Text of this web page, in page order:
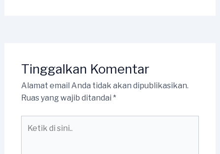
Tinggalkan Komentar
Alamat email Anda tidak akan dipublikasikan.
Ruas yang wajib ditandai *